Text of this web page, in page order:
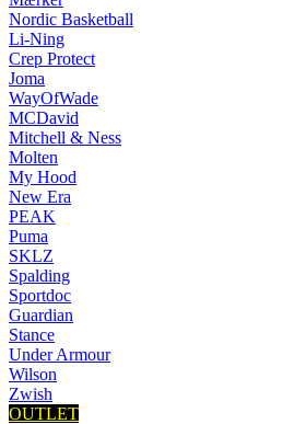
Nordic Basketball
Li-Ning
Crep Protect
Joma
WayOfWade
MCDavid
Mitchell & Ness
Molten
My Hood
New Era
PEAK
Puma
SKLZ
Spalding
Sportdoc
Guardian
Stance
Under Armour
Wilson
Zwish
OUTLET